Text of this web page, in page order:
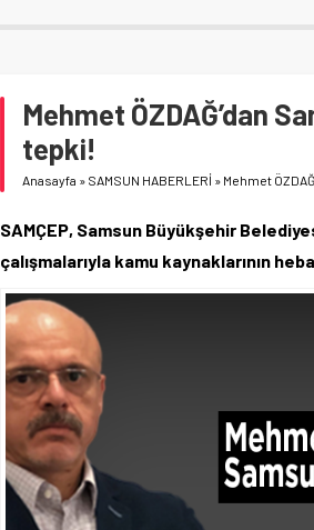
Mehmet ÖZDAĞ’dan
tepki!
Anasayfa » SAMSUN HABERLERİ » Mehmet
SAMÇEP, Samsun Büyükşehir
çalışmalarıyla kamu kaynaklarının